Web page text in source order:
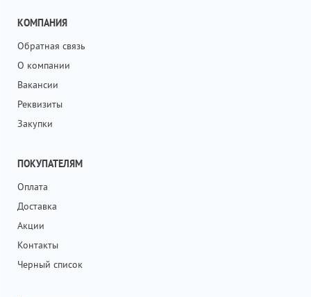
КОМПАНИЯ
Обратная связь
О компании
Вакансии
Реквизиты
Закупки
ПОКУПАТЕЛЯМ
Оплата
Доставка
Акции
Контакты
Черный список